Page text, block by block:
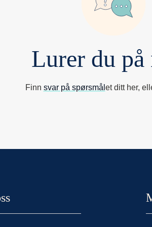
Lurer du på
Finn svar på spørsmål et ditt her,